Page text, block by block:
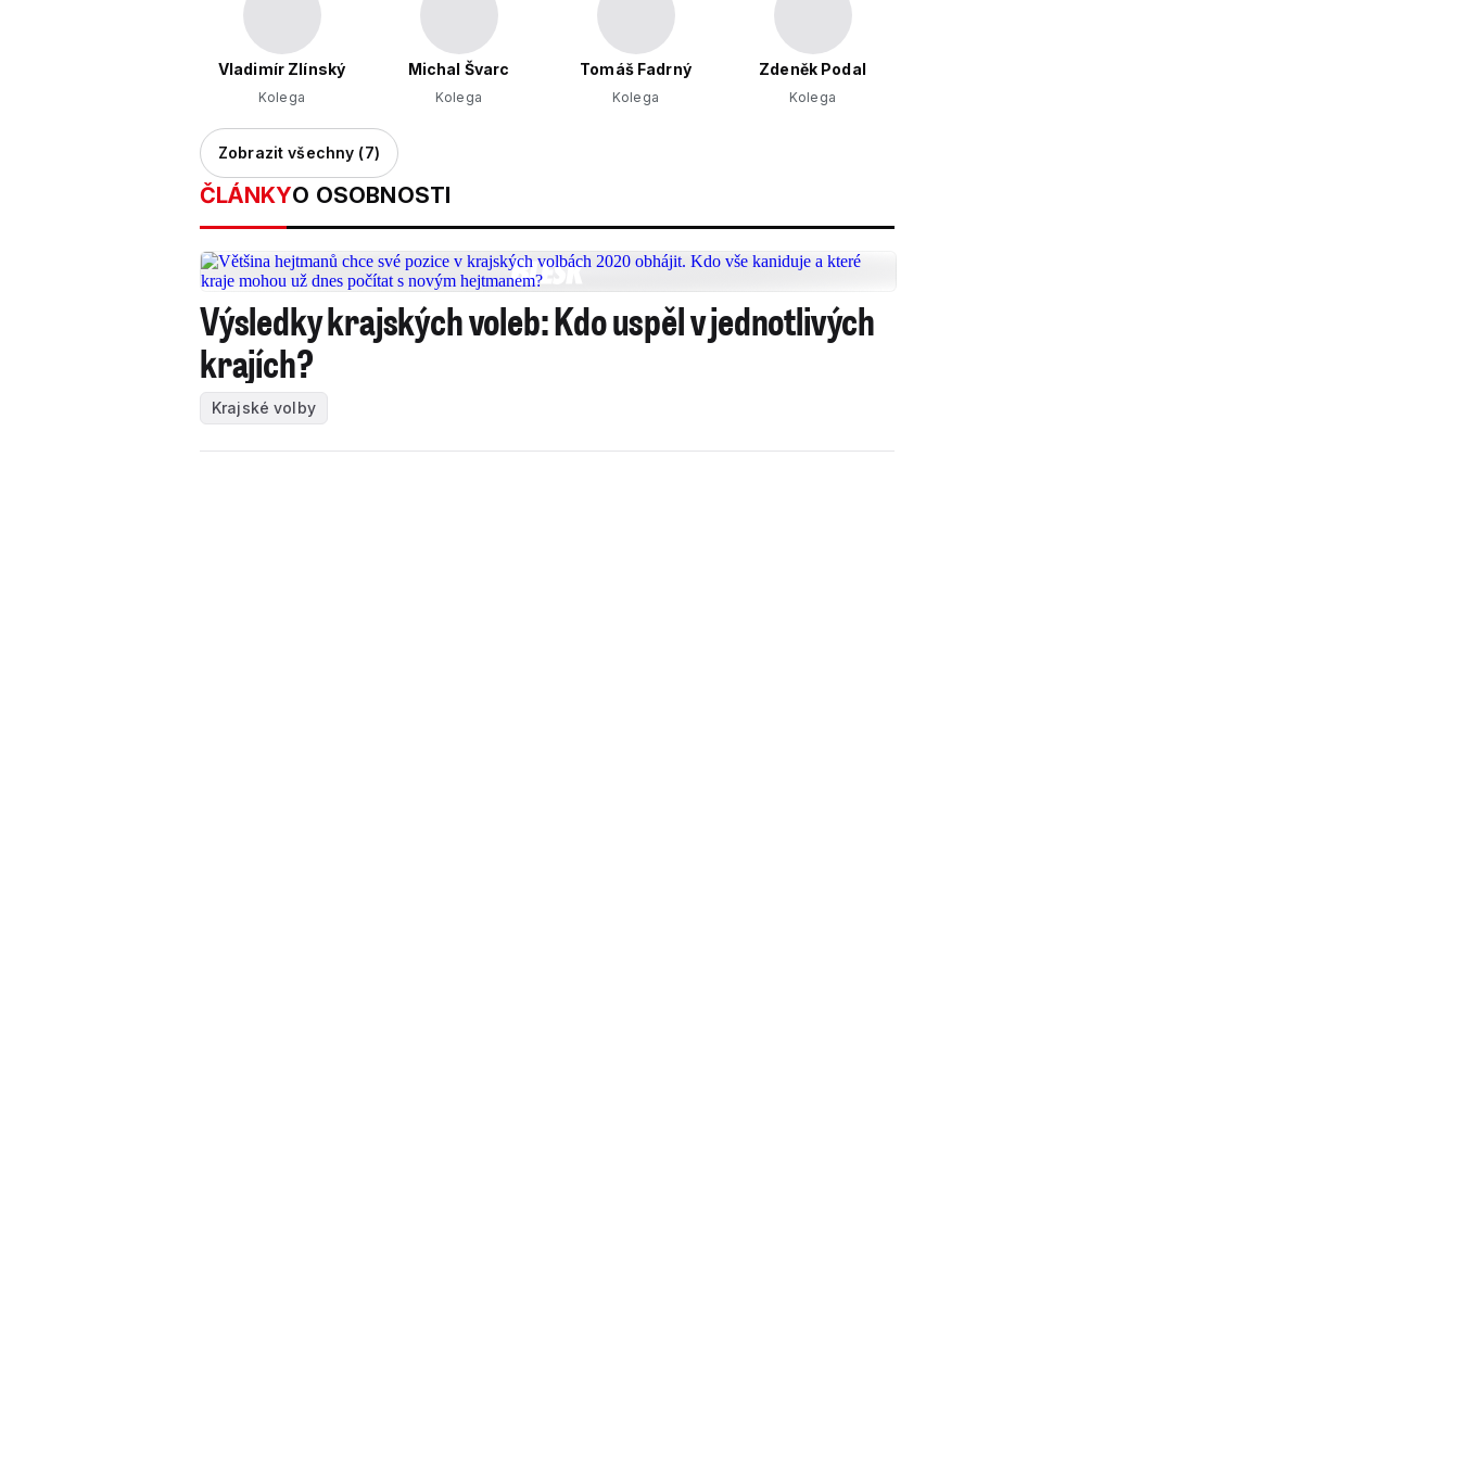
Vladimír Zlínský
Kolega
Michal Švarc
Kolega
Tomáš Fadrný
Kolega
Zdeněk Podal
Kolega
Zobrazit všechny (7)
ČLÁNKYO OSOBNOSTI
Výsledky krajských voleb: Kdo uspěl v jednotlivých
krajích?
Krajské volby